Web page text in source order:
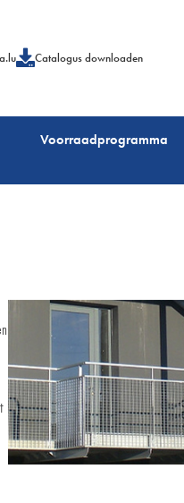
Catalogus downloaden
Voorraadprogramma